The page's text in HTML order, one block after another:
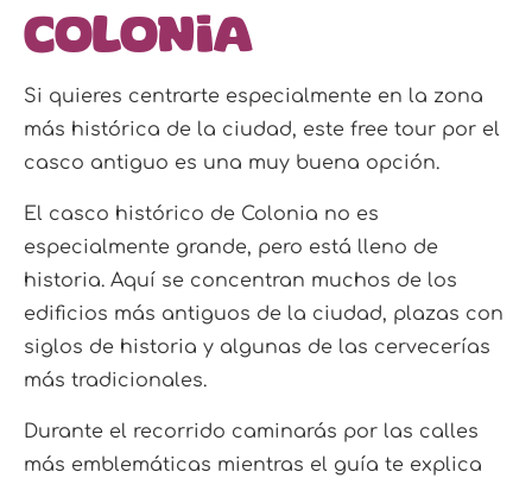
Colonia
Si quieres centrarte especialmente en la zona
más histórica de la ciudad, este free tour por el
casco antiguo es una muy buena opción.
El casco histórico de Colonia no es
especialmente grande, pero está lleno de
historia. Aquí se concentran muchos de los
edificios más antiguos de la ciudad, plazas con
siglos de historia y algunas de las cervecerías
más tradicionales.
Durante el recorrido caminarás por las calles
más emblemáticas mientras el guía te explica